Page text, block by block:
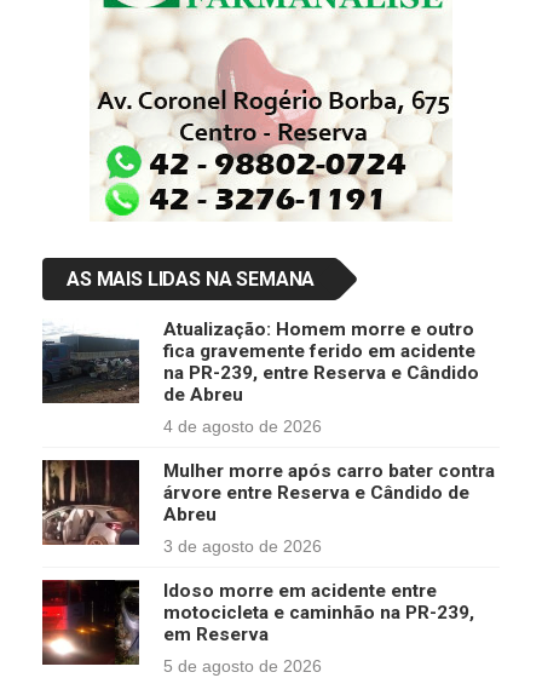
AS MAIS LIDAS NA SEMANA
Atualização: Homem morre e outro
fica gravemente ferido em acidente
na PR-239, entre Reserva e Cândido
de Abreu
4 de agosto de 2026
Mulher morre após carro bater contra
árvore entre Reserva e Cândido de
Abreu
3 de agosto de 2026
Idoso morre em acidente entre
motocicleta e caminhão na PR-239,
em Reserva
5 de agosto de 2026